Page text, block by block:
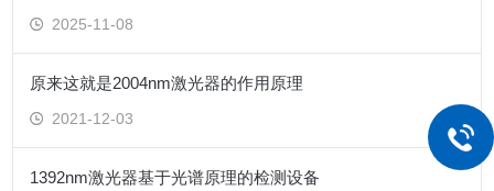
2025-11-08
原来这就是2004nm激光器的作用原理
2021-12-03
1392nm激光器基于光谱原理的检测设备